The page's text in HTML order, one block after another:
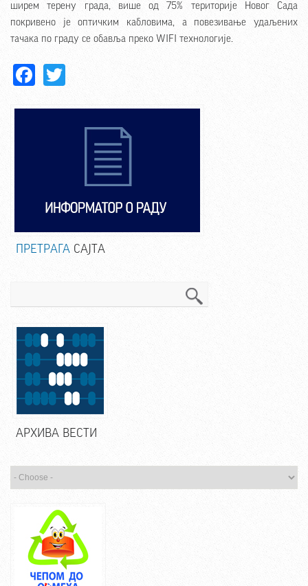
ширем терену града, више од 75% територије Новог Сада
покривено је оптичким кабловима, а повезивање удаљених
тачака по граду се обавља преко WIFI технологије.
Facebook
ПРЕТРАГА САЈТА
АРХИВА ВЕСТИ